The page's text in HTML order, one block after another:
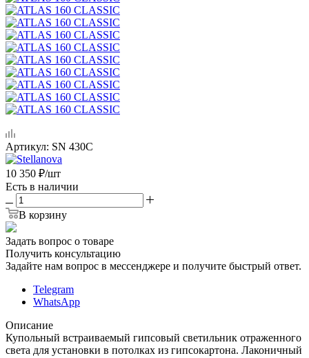
Артикул: SN 430C
10 350 ₽/шт
Есть в наличии
В корзину
Задать вопрос о товаре
Получить консультацию
Задайте нам вопрос в мессенджере и получите быстрый ответ.
Telegram
WhatsApp
Описание
Купольный встраиваемый гипсовый светильник отраженного
света для установки в потолках из гипсокартона. Лаконичный